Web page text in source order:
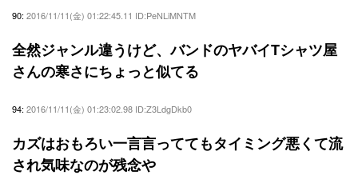
90: 2016/11/11(金) 01:22:45.11 ID:PeNLiMNTM
全然ジャンル違うけど、バンドのヤバイTシャツ屋
さんの寒さにちょっと似てる
94: 2016/11/11(金) 01:23:02.98 ID:Z3LdgDkb0
カズはおもろい一言言っててもタイミング悪くて流
され気味なのが残念や